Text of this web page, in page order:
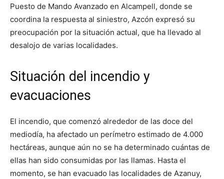
Puesto de Mando Avanzado en Alcampell, donde se
coordina la respuesta al siniestro, Azcón expresó su
preocupación por la situación actual, que ha llevado al
desalojo de varias localidades.
Situación del incendio y
evacuaciones
El incendio, que comenzó alrededor de las doce del
mediodía, ha afectado un perímetro estimado de 4.000
hectáreas, aunque aún no se ha determinado cuántas de
ellas han sido consumidas por las llamas. Hasta el
momento, se han evacuado las localidades de Azanuy,